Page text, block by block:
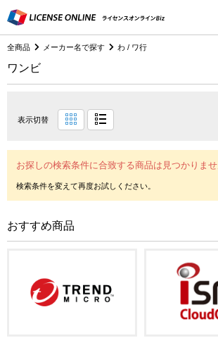
全商品 メーカー名で探す わ / ワ行
ワンビ
表示切替
お探しの検索条件に合致する商品は見つかりませ
おすすめ商品